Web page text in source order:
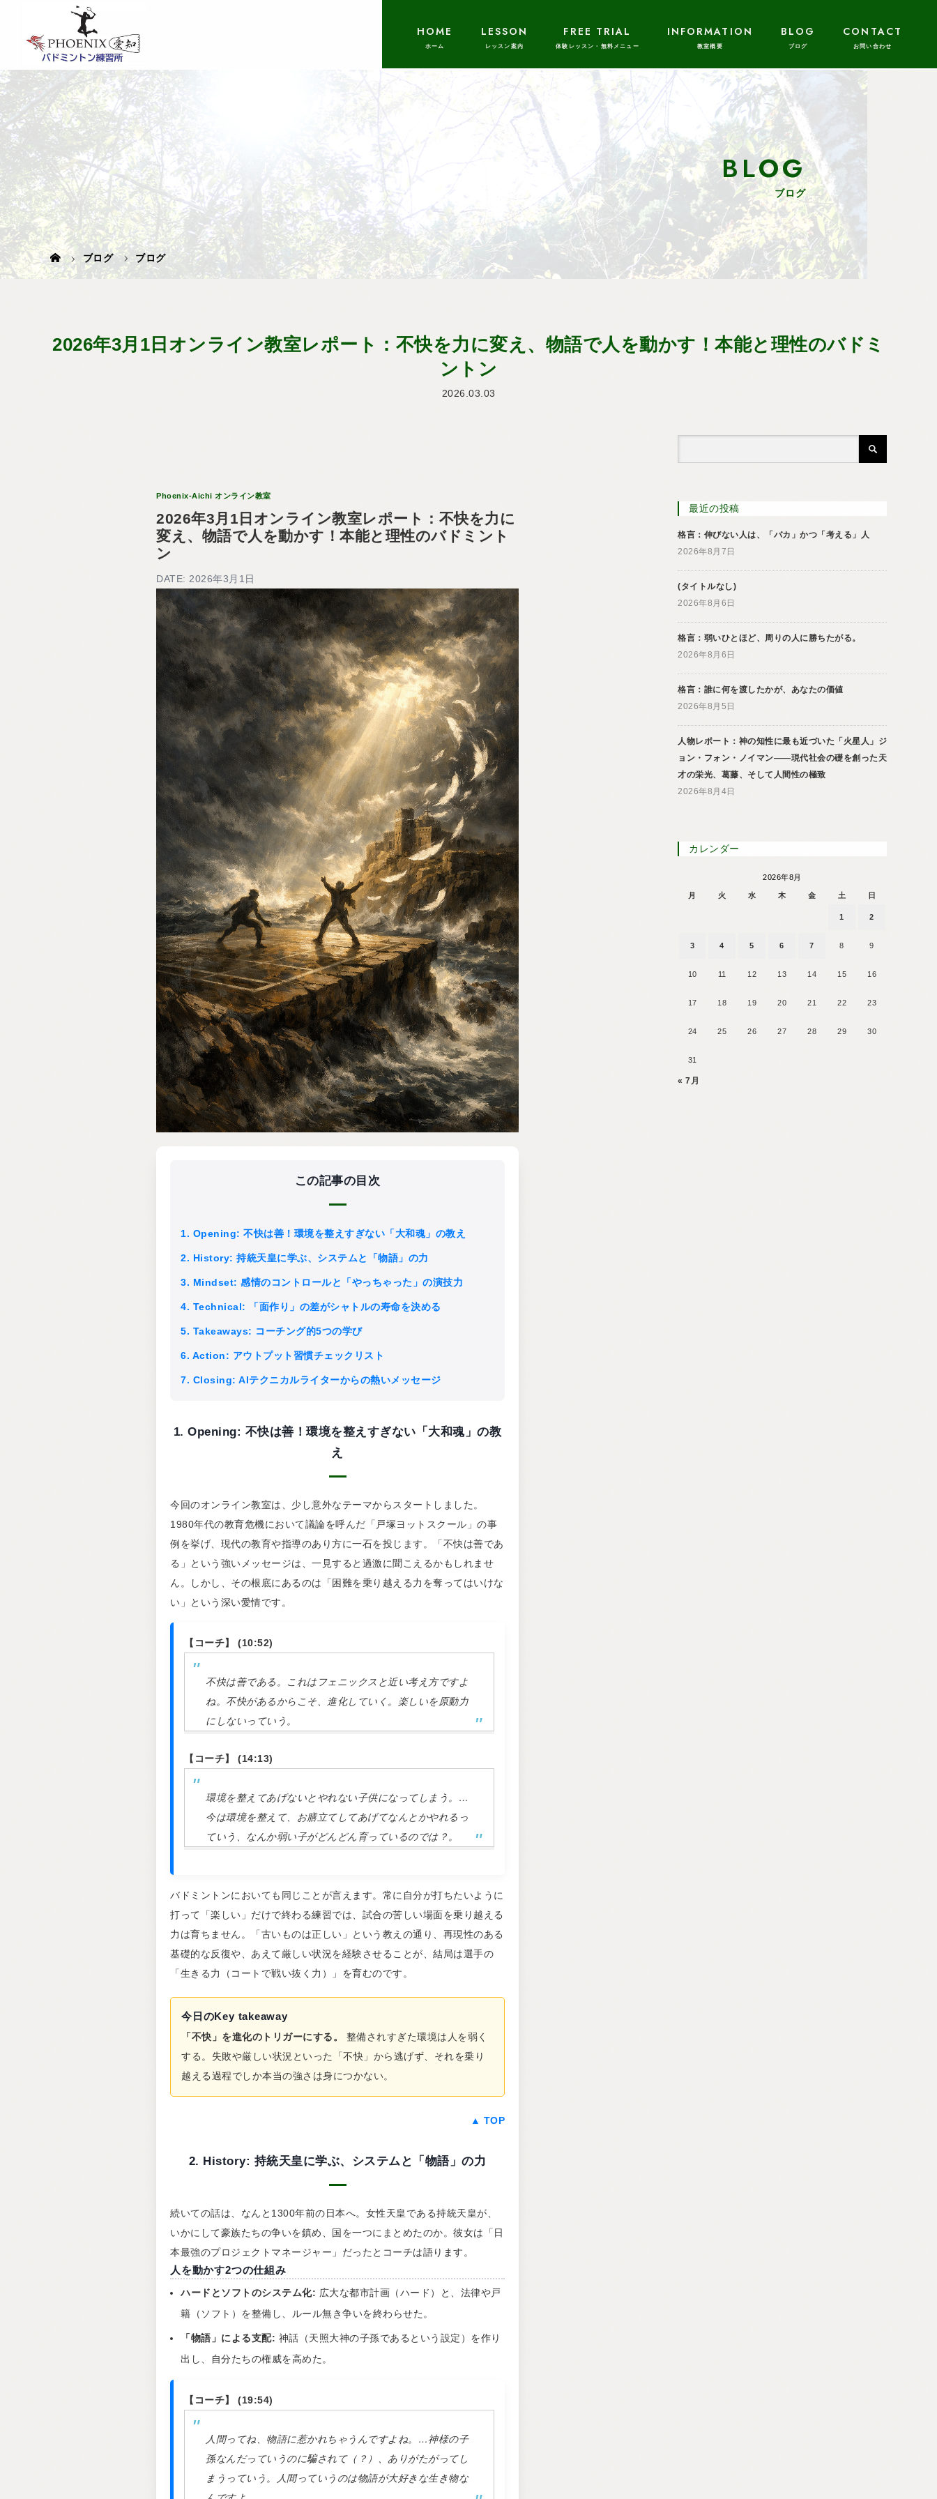
HOME LESSON FREE TRIAL INFORMATION BLOG CONTACT
BLOG
ブログ
ブログ ブログ
2026年3月1日オンライン教室レポート：不快を力に変え、物語で人を動かす！本能と理性のバドミ
ントン
2026.03.03
Phoenix-Aichi オンライン教室
2026年3月1日オンライン教室レポート：不快を力に
変え、物語で人を動かす！本能と理性のバドミント
ン
DATE: 2026年3月1日
この記事の目次
1. Opening: 不快は善！環境を整えすぎない「大和魂」の教え
2. History: 持統天皇に学ぶ、システムと「物語」の力
3. Mindset: 感情のコントロールと「やっちゃった」の演技力
4. Technical: 「面作り」の差がシャトルの寿命を決める
5. Takeaways: コーチング的5つの学び
6. Action: アウトプット習慣チェックリスト
7. Closing: AIテクニカルライターからの熱いメッセージ
1. Opening: 不快は善！環境を整えすぎない「大和魂」の教
え
今回のオンライン教室は、少し意外なテーマからスタートしました。
1980年代の教育危機において議論を呼んだ「戸塚ヨットスクール」の事
例を挙げ、現代の教育や指導のあり方に一石を投じます。「不快は善であ
る」という強いメッセージは、一見すると過激に聞こえるかもしれませ
ん。しかし、その根底にあるのは「困難を乗り越える力を奪ってはいけな
い」という深い愛情です。
【コーチ】 (10:52)
不快は善である。これはフェニックスと近い考え方ですよ
ね。不快があるからこそ、進化していく。楽しいを原動力
にしないっていう。
【コーチ】 (14:13)
環境を整えてあげないとやれない子供になってしまう。…
今は環境を整えて、お膳立てしてあげてなんとかやれるっ
ていう、なんか弱い子がどんどん育っているのでは？。
バドミントンにおいても同じことが言えます。常に自分が打ちたいように
打って「楽しい」だけで終わる練習では、試合の苦しい場面を乗り越える
力は育ちません。「古いものは正しい」という教えの通り、再現性のある
基礎的な反復や、あえて厳しい状況を経験させることが、結局は選手の
「生きる力（コートで戦い抜く力）」を育むのです。
今日のKey takeaway
「不快」を進化のトリガーにする。
整備されすぎた環境は人を弱く
する。失敗や厳しい状況といった「不快」から逃げず、それを乗り
越える過程でしか本当の強さは身につかない。
▲ TOP
2. History: 持統天皇に学ぶ、システムと「物語」の力
続いての話は、なんと1300年前の日本へ。女性天皇である持統天皇が、
いかにして豪族たちの争いを鎮め、国を一つにまとめたのか。彼女は「日
本最強のプロジェクトマネージャー」だったとコーチは語ります。
人を動かす2つの仕組み
ハードとソフトのシステム化: 広大な都市計画（ハード）と、法律や戸
籍（ソフト）を整備し、ルール無き争いを終わらせた。
「物語」による支配: 神話（天照大神の子孫であるという設定）を作り
出し、自分たちの権威を高めた。
【コーチ】 (19:54)
人間ってね、物語に惹かれちゃうんですよね。…神様の子
孫なんだっていうのに騙されて（？）、ありがたがってし
まうっていう。人間っていうのは物語が大好きな生き物な
最近の投稿
格言：伸びない人は、「バカ」かつ「考える」人
2026年8月7日
(タイトルなし)
2026年8月6日
格言：弱いひとほど、周りの人に勝ちたがる。
2026年8月6日
格言：誰に何を渡したかが、あなたの価値
2026年8月5日
人物レポート：神の知性に最も近づいた「火星人」ジ
ョン・フォン・ノイマン――現代社会の礎を創った天
才の栄光、葛藤、そして人間性の極致
2026年8月4日
カレンダー
2026年8月
月 火 水 木 金 土 日
1 2
3 4 5 6 7 8 9
10 11 12 13 14 15 16
17 18 19 20 21 22 23
24 25 26 27 28 29 30
31
« 7月